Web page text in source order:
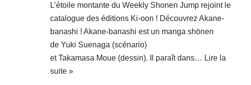
L’étoile montante du Weekly Shonen Jump rejoint le
catalogue des éditions Ki-oon ! Découvrez Akane-
banashi ! Akane-banashi est un manga shōnen
de Yuki Suenaga (scénario)
et Takamasa Moue (dessin). Il paraît dans… Lire la
suite »